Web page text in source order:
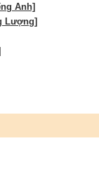
Anh]
Lượng]